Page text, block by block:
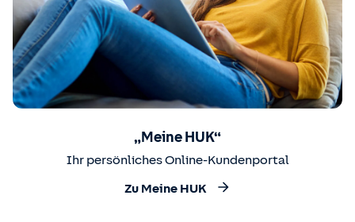
„Meine HUK“
Ihr persönliches Online-Kundenportal
Zu Meine HUK